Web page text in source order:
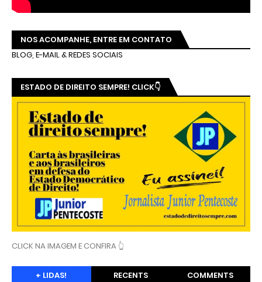
NOS ACOMPANHE, ENTRE EM CONTATO
BLOG, E-MAIL & REDES SOCIAIS
ESTADO DE DIREITO SEMPRE! CLICK👇
CLICK NA IMAGEM E CONFIRA 👆
+ LIDAS! RECENTS COMMENTS